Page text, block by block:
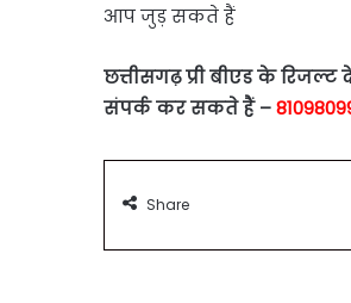
आप जुड़ सकते हैं
छत्तीसगढ़ प्री बीएड के
संपर्क कर सकते हैं –
Share